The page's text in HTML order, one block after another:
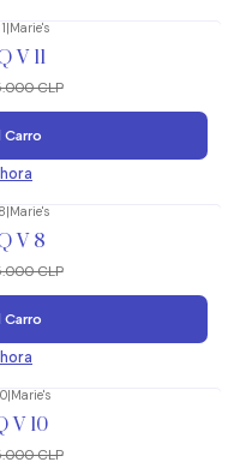
Marie's
V 11
CLP
Carro
Marie's
V 8
CLP
Carro
Marie's
V 10
CLP